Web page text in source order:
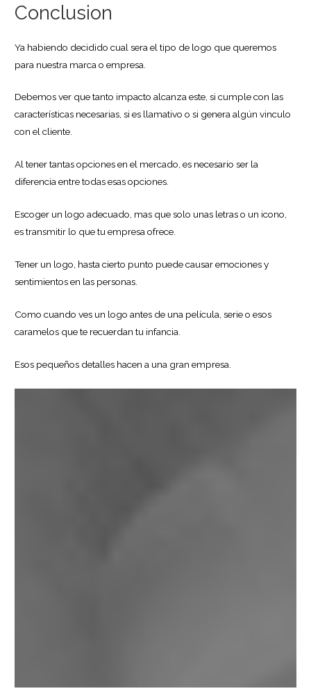
Conclusion
Ya habiendo decidido cual sera el tipo de logo que queremos
para nuestra marca o empresa.
Debemos ver que tanto impacto alcanza este, si cumple con las
características necesarias, si es llamativo o si genera algún vinculo
con el cliente.
Al tener tantas opciones en el mercado, es necesario ser la
diferencia entre todas esas opciones.
Escoger un logo adecuado, mas que solo unas letras o un icono,
es transmitir lo que tu empresa ofrece.
Tener un logo, hasta cierto punto puede causar emociones y
sentimientos en las personas.
Como cuando ves un logo antes de una película, serie o esos
caramelos que te recuerdan tu infancia.
Esos pequeños detalles hacen a una gran empresa.